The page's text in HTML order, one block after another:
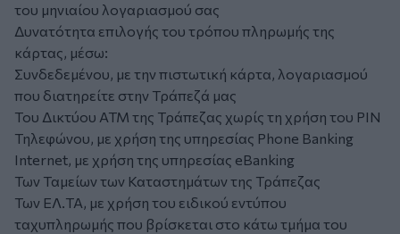
του μηνιαίου λογαριασμού σας
Δυνατότητα επιλογής του τρόπου πληρωμής της
κάρτας, μέσω:
Συνδεδεμένου, με την πιστωτική κάρτα, λογαριασμού
που διατηρείτε στην Τράπεζά μας
Του Δικτύου ΑΤΜ της Τράπεζας χωρίς τη χρήση του PIN
Τηλεφώνου, με χρήση της υπηρεσίας Phone Banking
Internet, με χρήση της υπηρεσίας eBanking
Των Ταμείων των Καταστημάτων της Τράπεζας
Των ΕΛ.ΤΑ, με χρήση του ειδικού εντύπου
ταχυπληρωμής που βρίσκεται στο κάτω τμήμα του